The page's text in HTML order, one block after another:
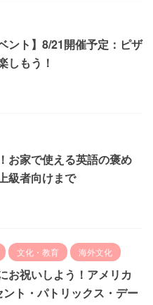
ント】8/21開催予定：ピザ
しもう！
お家で使える英語の褒め
級者向けまで
文化・教育 海外文化
お祝いしよう！アメリカ
ト・パトリックス・デー